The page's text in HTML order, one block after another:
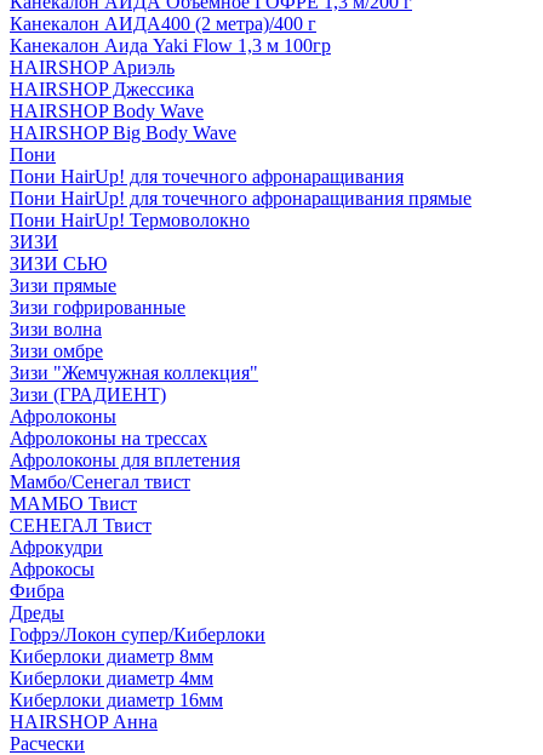
Канекалон АИДА400 (2 метра)/400 г
Канекалон Аида Yaki Flow 1,3 м 100гр
HAIRSHOP Ариэль
HAIRSHOP Джессика
HAIRSHOP Body Wave
HAIRSHOP Big Body Wave
Пони
Пони HairUp! для точечного афронаращивания
Пони HairUp! для точечного афронаращивания прямые
Пони HairUp! Термоволокно
ЗИЗИ
ЗИЗИ СЬЮ
Зизи прямые
Зизи гофрированные
Зизи волна
Зизи омбре
Зизи "Жемчужная коллекция"
Зизи (ГРАДИЕНТ)
Афролоконы
Афролоконы на трессах
Афролоконы для вплетения
Мамбо/Сенегал твист
МАМБО Твист
СЕНЕГАЛ Твист
Афрокудри
Афрокосы
Фибра
Дреды
Гофрэ/Локон супер/Киберлоки
Киберлоки диаметр 8мм
Киберлоки диаметр 4мм
Киберлоки диаметр 16мм
HAIRSHOP Анна
Расчески